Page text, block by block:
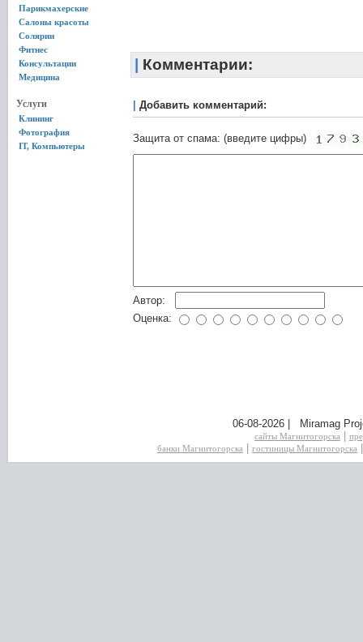
Парикмахерские
Салоны красоты
Солярии
Фитнес
Консультации
Медицина
Услуги
Клининг
Фотография
IT, Компьютеры
Комментарии:
Добавить комментарий:
Защита от спама: (введите цифры)
Автор:
Оценка:
06-08-2026 | Miramag
сайты Магнитогорска
банки Магнитогорска
гостиницы Магнитогорска